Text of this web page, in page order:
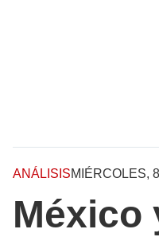
ANÁLISISMIÉRCOLES,
México